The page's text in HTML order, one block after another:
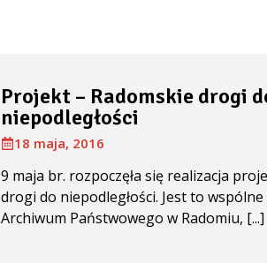
Projekt – Radomskie drogi
niepodległości
18 maja, 2016
9 maja br. rozpoczęła się realizacja
drogi do niepodległości. Jest to
Archiwum Państwowego w Radomiu, [...]